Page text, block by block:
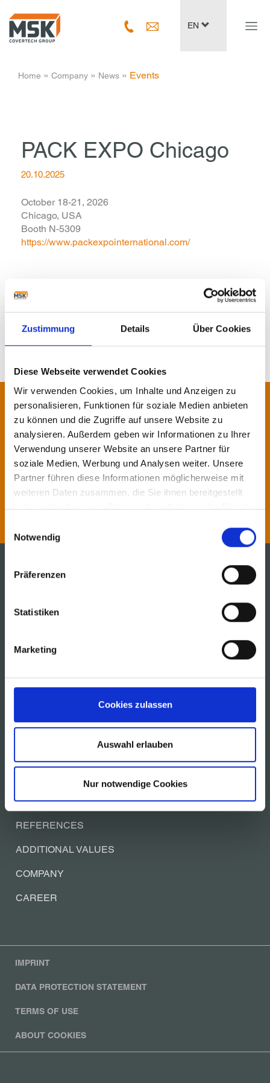
Zustimmung Details Über Cookies
Diese Webseite verwendet Cookies
Wir verwenden Cookies, um Inhalte und Anzeigen zu
personalisieren, Funktionen für soziale Medien anbieten
zu können und die Zugriffe auf unsere Website zu
analysieren. Außerdem geben wir Informationen zu Ihrer
Verwendung unserer Website an unsere Partner für
soziale Medien, Werbung und Analysen weiter. Unsere
Partner führen diese Informationen möglicherweise mit
weiteren Daten zusammen, die Sie ihnen bereitgestellt
haben oder die sie im Rahmen Ihrer Nutzung der Dienste
Notwendig
Präferenzen
Statistiken
Marketing
Cookies zulassen
Auswahl erlauben
Nur notwendige Cookies
EN
Home ­ » ­ Company ­ » ­ News ­ » ­ Events
PACK EXPO Chicago
20.10.2025
October 18-21, 2026
Chicago, USA
Booth N-5309
https://www.packexpointernational.com/
Contact us!
Our specialists will be pleased to
advise you.
600 Cherokee Parkway
INDUSTRIES
REFERENCES
ADDITIONAL VALUES
COMPANY
CAREER
IMPRINT
DATA PROTECTION STATEMENT
TERMS OF USE
ABOUT COOKIES